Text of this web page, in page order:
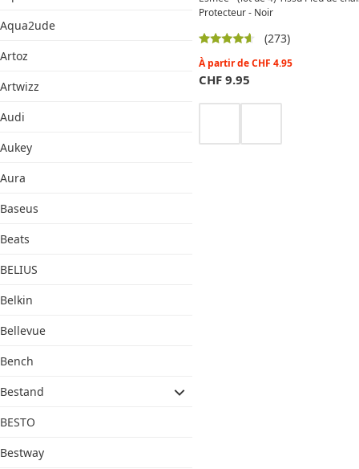
Aqua2ude
Artoz
Artwizz
Audi
Aukey
Aura
Baseus
Beats
BELIUS
Belkin
Bellevue
Bench
Bestand
BESTO
Bestway
Protecteur - Noir
(273)
À partir deCHF 4.95
CHF 9.95